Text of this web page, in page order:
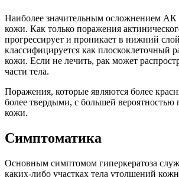
Наиболее значительным осложнением АК
кожи. Как только поражения
прогрессирует и проникает в нижний
классифицируется как плоскоклеточный
кожи. Если не лечить, рак может
части тела.
Поражения, которые являются более
более твердыми, с большей вероятностью
кожи.
Симптоматика
Основным симптомом гиперкератоза
каких-либо участках тела утолщений